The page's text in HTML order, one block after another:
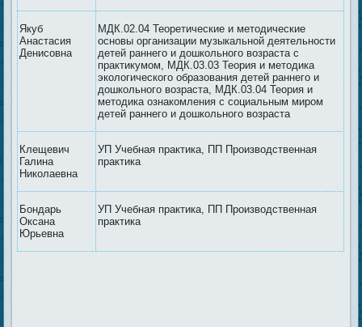
Якуб
Анастасия
Денисовна
МДК.02.04 Теоретические и методические
основы организации музыкальной деятельности
детей раннего и дошкольного возраста с
практикумом, МДК.03.03 Теория и методика
экологического образования детей раннего и
дошкольного возраста, МДК.03.04 Теория и
методика ознакомления с социальным миром
детей раннего и дошкольного возраста
Клещевич
Галина
Николаевна
УП Учебная практика, ПП Производственная
практика
Бондарь
Оксана
Юрьевна
УП Учебная практика, ПП Производственная
практика